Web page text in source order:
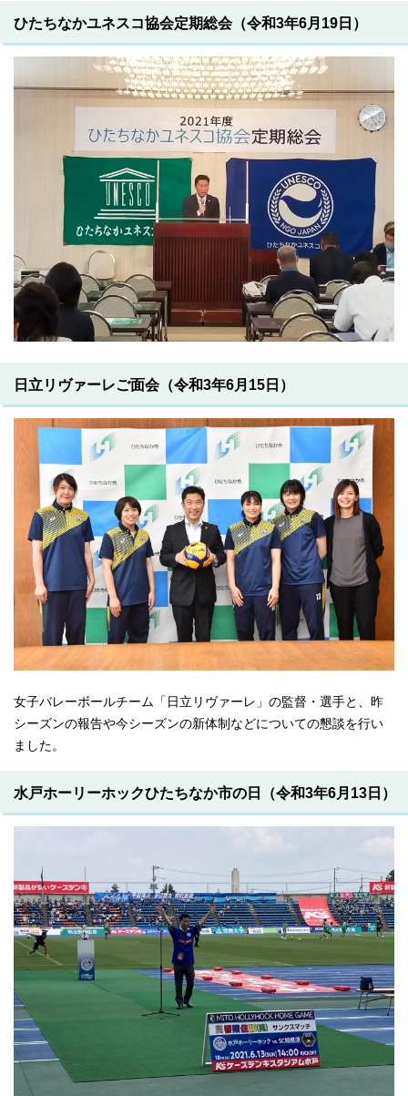
ひたちなかユネスコ協会定期総会（令和3年6月19日）
日立リヴァーレご面会（令和3年6月15日）
女子バレーボールチーム「日立リヴァーレ」の監督・選手と、昨
シーズンの報告や今シーズンの新体制などについての懇談を行い
ました。
水戸ホーリーホックひたちなか市の日（令和3年6月13日）